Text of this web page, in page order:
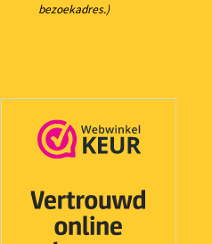
bezoekadres.)